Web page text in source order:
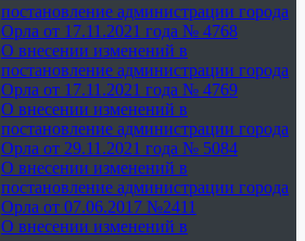
постановление администрации города
Орла от 17.11.2021 года № 4768
О внесении изменений в
постановление администрации города
Орла от 17.11.2021 года № 4769
О внесении изменений в
постановление администрации города
Орла от 29.11.2021 года № 5084
О внесении изменений в
постановление администрации города
Орла от 07.06.2017 №2411
О внесении изменений в